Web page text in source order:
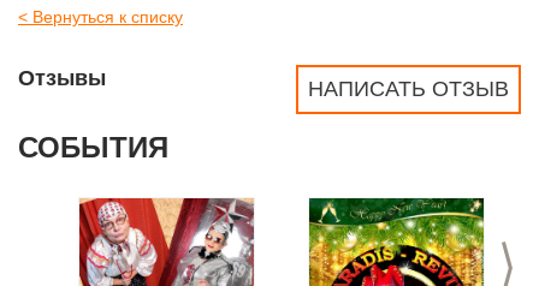
< Вернуться к списку
НАПИСАТЬ ОТЗЫВ
Отзывы
СОБЫТИЯ
>